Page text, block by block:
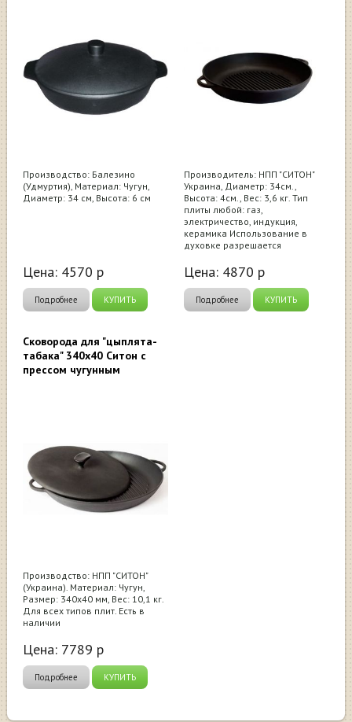
Производство: Балезино
(Удмуртия), Материал: Чугун,
Диаметр: 34 см, Высота: 6 см
Цена: 4570 р
Подробнее КУПИТЬ
Производитель: НПП "СИТОН"
Украина, Диаметр: 34см.,
Высота: 4см., Вес: 3,6 кг. Тип
плиты любой: газ,
электричество, индукция,
керамика Использование в
духовке разрешается
Цена: 4870 р
Подробнее КУПИТЬ
Сковорода для "цыплята-
табака" 340х40 Ситон с
прессом чугунным
Производство: НПП "СИТОН"
(Украина). Материал: Чугун,
Размер: 340х40 мм, Вес: 10,1 кг.
Для всех типов плит. Есть в
наличии
Цена: 7789 р
Подробнее КУПИТЬ